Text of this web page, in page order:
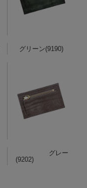
グリーン(9190)
グレー
(9202)